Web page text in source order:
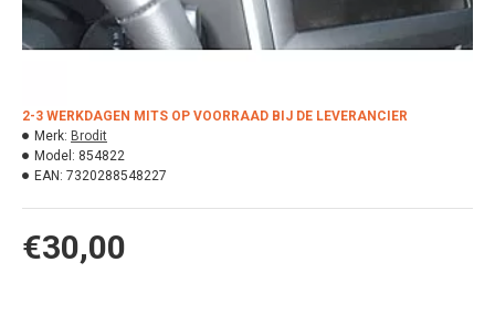
€30,00
2-3 WERKDAGEN MITS OP VOORRAAD BIJ DE LEVERANCIER
Merk: Brodit
Model: 854822
EAN: 7320288548227